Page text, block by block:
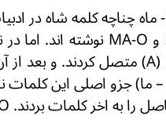
ماه چناچه کلمه شاه در